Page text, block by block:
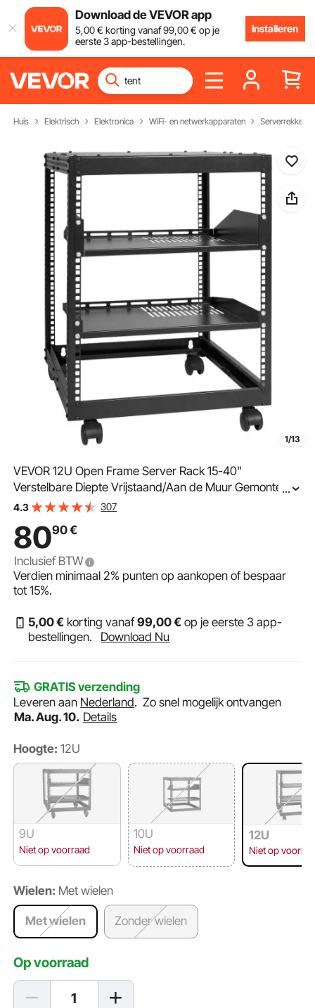
Download de VEVOR app
5,00€ korting vanaf99,00€ op je
eerste 3 app-bestellingen.
Installeren
Huis Elektrisch Elektronica WiFi- en netwerkapparaten Serverrekken
1/13
VEVOR 12U Open Frame Server Rack 15-40"
Verstelbare Diepte Vrijstaand/Aan de Muur Gemonteerd
Netwerk Server Rack 4-Post AV Rack met Wielen voor
...
4.3 307
8090€
Inclusief BTW
Verdien minimaal2% punten op aankopen of bespaar
tot15%.
5,00€ korting vanaf99,00€ op je eerste 3 app-
bestellingen.
Download Nu
GRATIS verzending
Leveren aan Nederland.Zo snel mogelijk ontvangen
Ma. Aug. 10. Details
Hoogte: 12U
9U
Niet op voorraad
10U
Niet op voorraad
12U
Niet op
Wielen: Met wielen
Met wielen Zonder wielen
Op voorraad